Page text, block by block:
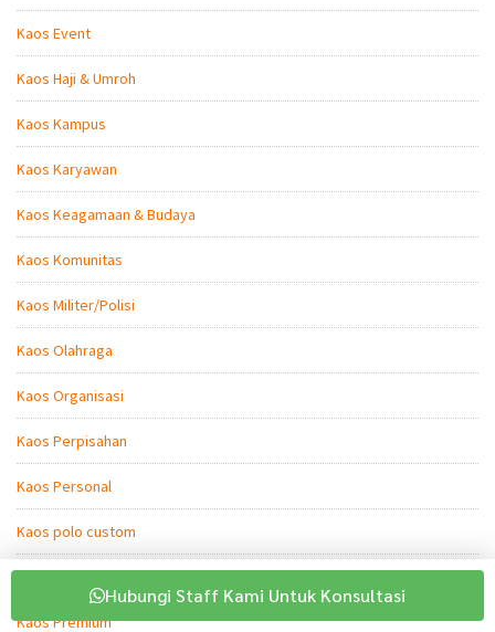
Kaos Event
Kaos Haji & Umroh
Kaos Kampus
Kaos Karyawan
Kaos Keagamaan & Budaya
Kaos Komunitas
Kaos Militer/Polisi
Kaos Olahraga
Kaos Organisasi
Kaos Perpisahan
Kaos Personal
Kaos polo custom
Kaos Polos
Kaos Premium
Hubungi Staff Kami Untuk Konsultasi